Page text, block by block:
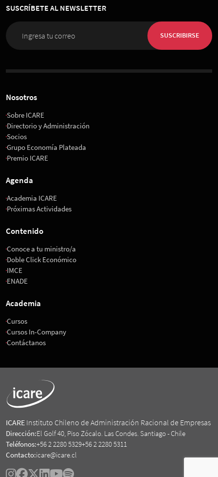
SUSCRÍBETE AL NEWSLETTER
SUSCRIBIRSE
Nosotros
Sobre ICARE
Directorio y Administración
Socios
Grupo Economía Plateada
Premio ICARE
Agenda
Academia ICARE
Próximas Actividades
Contenido
Conoce a tu ministro/a
Doble Click Económico
IMCE
ENADE
Academia
Cursos
Cursos In-Company
Contáctanos
ICARE Instituto Chileno de Administración Racional de Empresas
Dirección:El Golf 40, Piso Zócalo. Las Condes. Santiago - Chile
Teléfonos:+56 2 2280 5329+56 2 2280 5311
Contacto:icare@icare.cl